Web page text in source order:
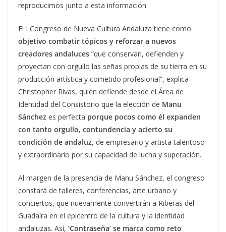
reproducimos junto a esta información.
El I Congreso de Nueva Cultura Andaluzatiene como
objetivo combatir tópicos y reforzar a nuevos
creadores andaluces “que conservan, defienden y
proyectan con orgullo las señas propias de su tierra en su
producción artística y cometido profesional”, explica
Christopher Rivas, quien defiende desde el Área de
Identidad del Consistorio que la elección de Manu
Sánchez es perfecta porque pocos como él expanden
con tanto orgullo, contundencia y acierto su
condición de andaluz, de empresario y artista talentoso
y extraordinario por su capacidad de lucha y superación.
Al margen de la presencia de Manu Sánchez, el congreso
constará de talleres, conferencias, arte urbano y
conciertos, que nuevamente convertirán a Riberas del
Guadaíra en el epicentro de la cultura y la identidad
andaluzas. Así, ‘Contraseña’ se marca como reto